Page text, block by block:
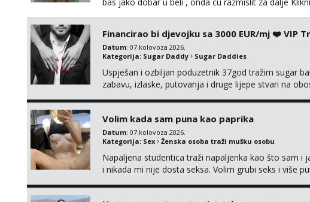
Financirao bi djevojku sa 3000 EUR/mj ❤️ VIP
Datum: 07.kolovoza 2026.
Kategorija: Sugar Daddy Sugar Daddies
Uspješan i ozbiljan poduzetnik 37god tražim sugar
zabavu, izlaske, putovanja i druge lijepe stvari na
Volim kada sam puna kao paprika
Datum: 07.kolovoza 2026.
Kategorija: Sex Ženska osoba traži mušku osobu
Napaljena studentica traži napaljenka kao što sam i
i nikada mi nije dosta seksa. Volim grubi seks i više